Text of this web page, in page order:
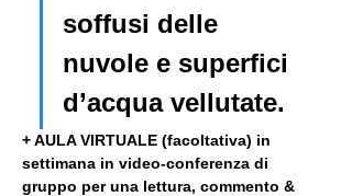
soffusi delle
nuvole e superfici
d’acqua vellutate.
+ AULA VIRTUALE (facoltativa) in
settimana in video-conferenza di
gruppo per una lettura, commento &